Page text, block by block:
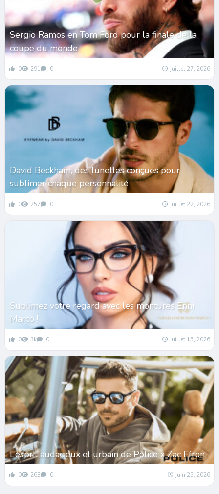
Sergio Ramos en Tom Ford pour la finale de la
coupe du monde
0 291 0 juillet 27, 2026
David Beckham, des lunettes conçues pour
sublimer chaque personnalité
0 257 0 juillet 22, 2026
Sublimez votre regard avec les montures Enni
Marco !
0 3k 0 juillet 15, 2026
L’esprit audacieux et urbain de Police x Zac Efron
0 263 0 juin 25, 2026